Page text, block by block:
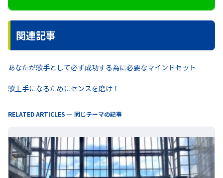
関連記事
あなたが歌手として必ず成功する為に必要なマインドセット
歌上手になるためにセンスを磨け！
RELATED ARTICLES — 同じテーマの記事